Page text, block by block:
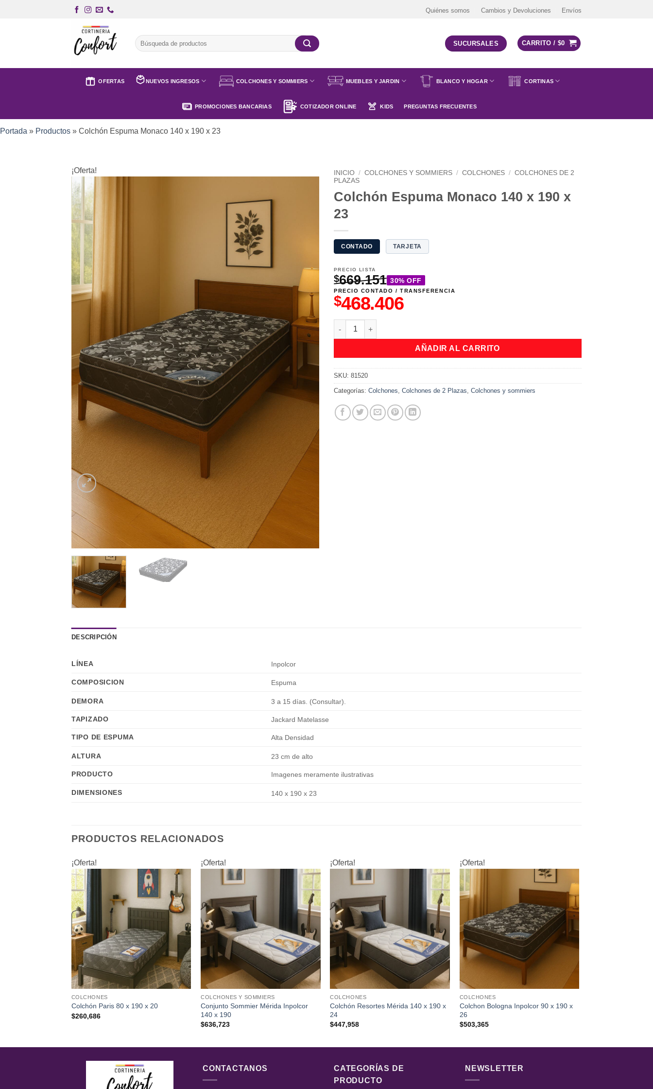
Quiénes somos Cambios y Devoluciones Envíos
Buscar
por:
SUCURSALES CARRITO / $0
OFERTAS NUEVOS INGRESOS COLCHONES Y SOMMIERS MUEBLES Y JARDIN BLANCO Y HOGAR CORTINAS
PROMOCIONES BANCARIAS COTIZADOR ONLINE KIDS PREGUNTAS FRECUENTES
Portada » Productos » Colchón Espuma Monaco 140 x 190 x 23
¡Oferta! INICIO / COLCHONES Y SOMMIERS / COLCHONES / COLCHONES DE 2
PLAZAS
Colchón Espuma Monaco 140 x 190 x
23
CONTADO TARJETA
PRECIO LISTA
$669.151 30% OFF
PRECIO CONTADO / TRANSFERENCIA
$468.406
Colchón Espuma Monaco 140 x 190 x 23 cantidad
AÑADIR AL CARRITO
SKU: 81520
Categorías: Colchones Colchones de 2 Plazas Colchones y sommiers
DESCRIPCIÓN
LÍNEA Inpolcor
COMPOSICION Espuma
DEMORA 3 a 15 días. (Consultar).
TAPIZADO Jackard Matelasse
TIPO DE ESPUMA Alta Densidad
ALTURA 23 cm de alto
PRODUCTO Imagenes meramente ilustrativas
DIMENSIONES 140 x 190 x 23
PRODUCTOS RELACIONADOS
¡Oferta!
COLCHONES
Colchón Paris 80 x 190 x 20
$260,686
¡Oferta!
COLCHONES Y SOMMIERS
Conjunto Sommier Mérida Inpolcor
140 x 190
$636,723
¡Oferta!
COLCHONES
Colchón Resortes Mérida 140 x 190 x
24
$447,958
¡Oferta!
COLCHONES
Colchon Bologna Inpolcor 90 x 190 x
26
$503,365
CONTACTANOS
CATEGORÍAS DE
PRODUCTO
NEWSLETTER